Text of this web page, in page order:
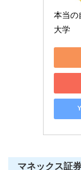
本当の
大学
マネックス証